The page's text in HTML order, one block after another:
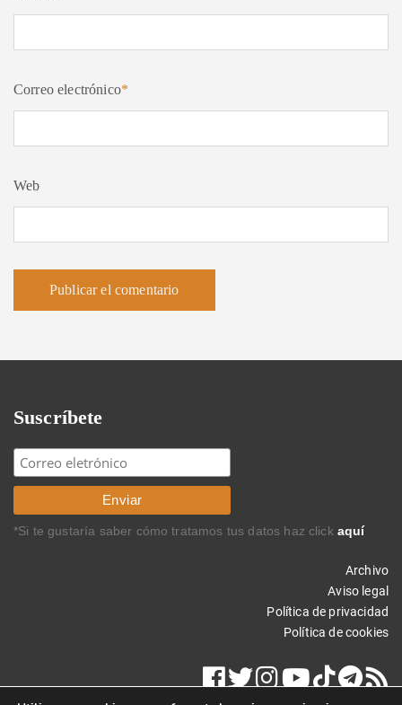
Correo electrónico*
Web
Suscríbete
*Si te gustaría saber cómo tratamos tus datos haz click aquí
Archivo
Aviso legal
Política de privacidad
Política de cookies